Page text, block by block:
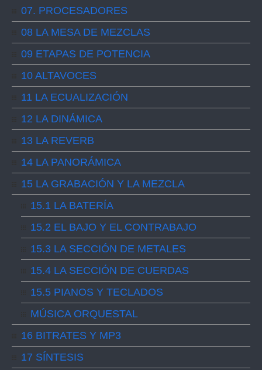
07. PROCESADORES
08 LA MESA DE MEZCLAS
09 ETAPAS DE POTENCIA
10 ALTAVOCES
11 LA ECUALIZACIÓN
12 LA DINÁMICA
13 LA REVERB
14 LA PANORÁMICA
15 LA GRABACIÓN Y LA MEZCLA
15.1 LA BATERÍA
15.2 EL BAJO Y EL CONTRABAJO
15.3 LA SECCIÓN DE METALES
15.4 LA SECCIÓN DE CUERDAS
15.5 PIANOS Y TECLADOS
MÚSICA ORQUESTAL
16 BITRATES Y MP3
17 SÍNTESIS